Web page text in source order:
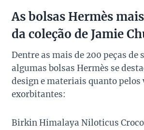
As bolsas Hermès
da coleção de Jamie
Dentre as mais de 200 peças de
algumas bolsas Hermès se
design e materiais quanto pelos
exorbitantes:
Birkin Himalaya Niloticus